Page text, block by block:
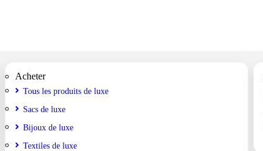
Acheter
Tous les produits de luxe
Sacs de luxe
Bijoux de luxe
Textiles de luxe